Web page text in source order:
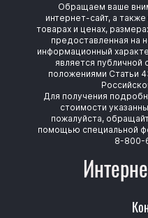
Обращаем ваше
интернет-сайт, а
товарах и ценах,
предоставленная на
информационный
является
положениями Статьи
Для получения
стоимости
пожалуйста,
помощью специальной
8-800-